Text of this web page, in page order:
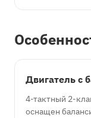
Двигатель с
4-тактный 2-
оснащен